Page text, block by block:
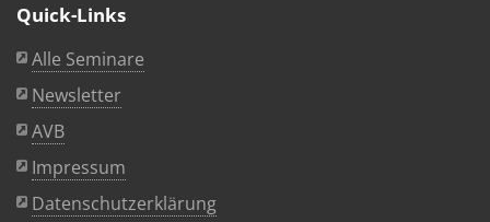
Quick-Links
Alle Seminare
Newsletter
AVB
Impressum
Datenschutzerklärung